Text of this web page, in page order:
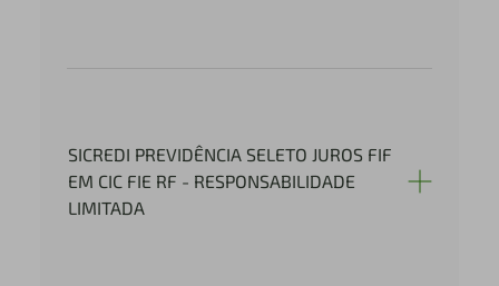
SICREDI PREVIDÊNCIA SELETO JUROS FIF
EM CIC FIE RF - RESPONSABILIDADE
LIMITADA